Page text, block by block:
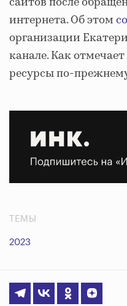
интернета. Об этом
организации
канале. Как
ресурсы по-
ТЕМЫ
2023